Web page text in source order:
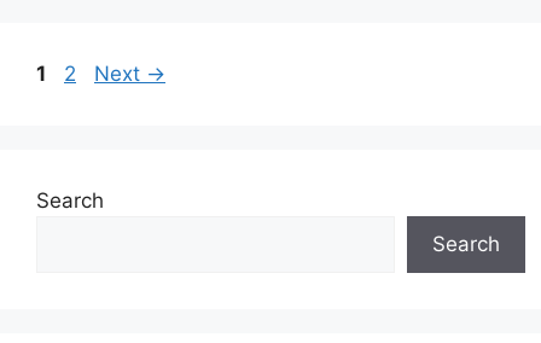
Page
1 Page
2 Next →
Search
Search